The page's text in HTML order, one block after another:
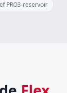
PRO3-reservoir